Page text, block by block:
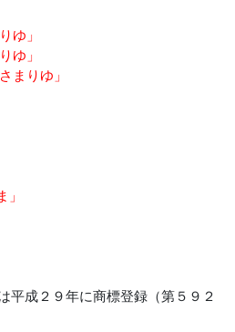
ゆ」
ゆ」
りゆ」
成２９年に商標登録（第５９２